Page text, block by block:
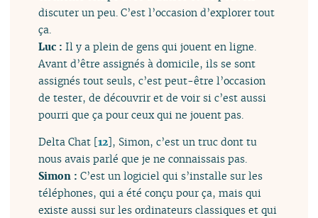
discuter un peu. C’est l’occasion d’explorer tout
ça.
Luc :Il y a plein de gens qui jouent en ligne.
Avant d’être assignés à domicile, ils se sont
assignés tout seuls, c’est peut-être l’occasion
de tester, de découvrir et de voir si c’est aussi
pourri que ça pour ceux qui ne jouent pas.
Delta Chat [12], Simon, c’est un truc dont tu
nous avais parlé que je ne connaissais pas.
Simon :C’est un logiciel qui s’installe sur les
téléphones, qui a été conçu pour ça, mais qui
existe aussi sur les ordinateurs classiques et qui